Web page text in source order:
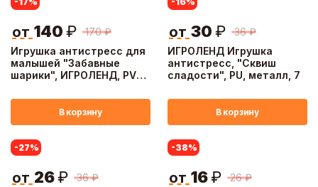
Игрушка антистресс для
малышей "Забавные
шарики", ИГРОЛЕНД, PVC,
дизайнов
170 ₽
от 140 ₽
В корзину
ИГРОЛЕНД Игрушка
антистресс, "Сквиш
сладости", PU, металл, 7
36 ₽
от 30 ₽
В корзину
-27%
36 ₽
от 26₽
-38%
26 ₽
от 16₽